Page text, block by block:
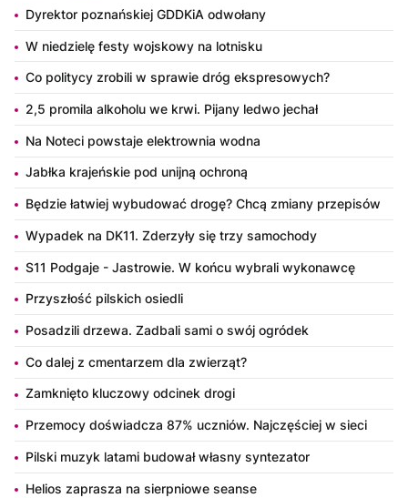
Dyrektor poznańskiej GDDKiA odwołany
W niedzielę festy wojskowy na lotnisku
Co politycy zrobili w sprawie dróg ekspresowych?
2,5 promila alkoholu we krwi. Pijany ledwo jechał
Na Noteci powstaje elektrownia wodna
Jabłka krajeńskie pod unijną ochroną
Będzie łatwiej wybudować drogę? Chcą zmiany przepisów
Wypadek na DK11. Zderzyły się trzy samochody
S11 Podgaje - Jastrowie. W końcu wybrali wykonawcę
Przyszłość pilskich osiedli
Posadzili drzewa. Zadbali sami o swój ogródek
Co dalej z cmentarzem dla zwierząt?
Zamknięto kluczowy odcinek drogi
Przemocy doświadcza 87% uczniów. Najczęściej w sieci
Pilski muzyk latami budował własny syntezator
Helios zaprasza na sierpniowe seanse